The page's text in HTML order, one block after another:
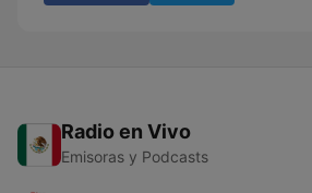
Radio en Vivo
Emisoras y Podcasts